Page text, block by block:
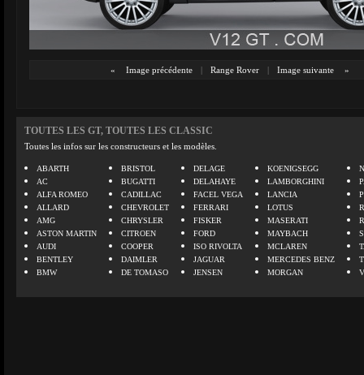
« Image précédente | Range Rover | Image suivante »
TOUTES LES GT, TOUTES LES CLASSIC
Toutes les infos sur les constructeurs et les modèles.
ABARTH
AC
ALFA ROMEO
ALLARD
AMG
ASTON MARTIN
AUDI
BENTLEY
BMW
BRISTOL
BUGATTI
CADILLAC
CHEVROLET
CHRYSLER
CITROEN
COOPER
DAIMLER
DE TOMASO
DELAGE
DELAHAYE
FACEL VEGA
FERRARI
FISKER
FORD
ISO RIVOLTA
JAGUAR
JENSEN
KOENIGSEGG
LAMBORGHINI
LANCIA
LOTUS
MASERATI
MAYBACH
MCLAREN
MERCEDES BENZ
MORGAN